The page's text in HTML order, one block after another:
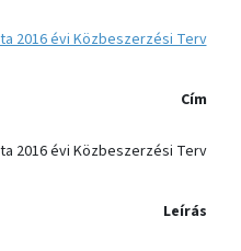
2016 évi Közbeszerzési Terv
Cím
2016 évi Közbeszerzési Terv
Leírás